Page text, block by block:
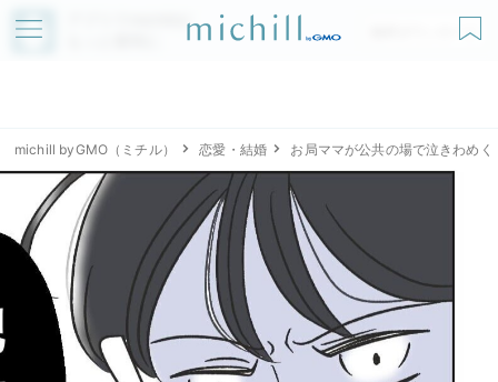
アプリでmichillが
無料ダウンロード
michill byGMO（ミチル） 恋愛・結婚 お局ママが公共の場で泣きわめ